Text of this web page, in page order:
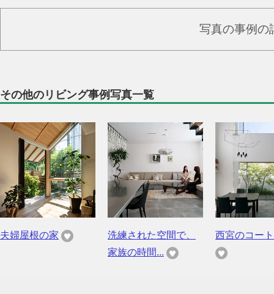
写真の事例の
その他のリビング事例写真一覧
夫婦屋根の家
洗練された空間で、
家族の時間...
西宮のコー